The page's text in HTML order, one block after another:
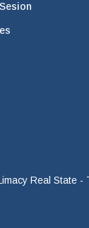
Real State -